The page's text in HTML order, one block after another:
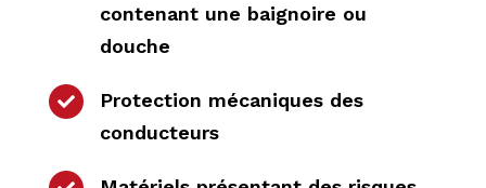
contenant une baignoire ou
douche

Protection mécaniques des
conducteurs